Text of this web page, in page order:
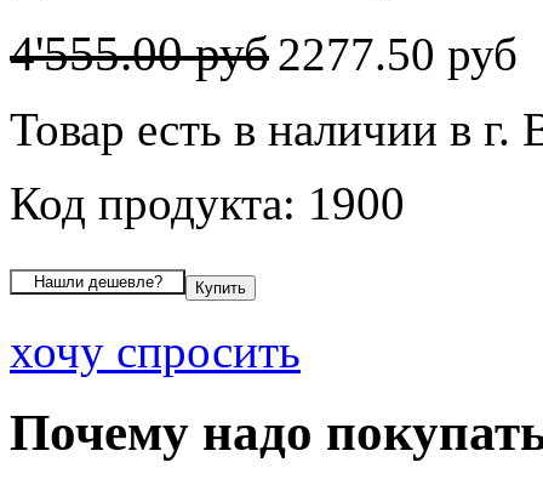
4'555.00 руб2277.50 руб
Товар есть в наличии в г.
Код продукта: 1900
хочу спросить
Почему надо